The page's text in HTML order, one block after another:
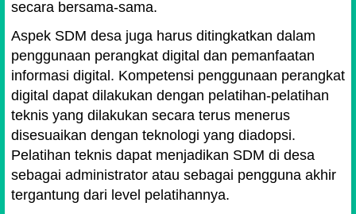
secara bersama-sama.
Aspek SDM desa juga harus ditingkatkan dalam
penggunaan perangkat digital dan pemanfaatan
informasi digital. Kompetensi penggunaan perangkat
digital dapat dilakukan dengan pelatihan-pelatihan
teknis yang dilakukan secara terus menerus
disesuaikan dengan teknologi yang diadopsi.
Pelatihan teknis dapat menjadikan SDM di desa
sebagai administrator atau sebagai pengguna akhir
tergantung dari level pelatihannya.